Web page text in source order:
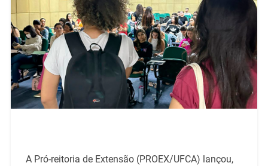
A Pró-reitoria de Extensão (PROEX/UFCA) lançou,